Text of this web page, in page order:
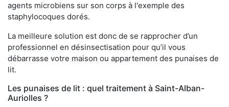
agents microbiens sur son corps à l'exemple des
staphylocoques dorés.
La meilleure solution est donc de se rapprocher d’un
professionnel en désinsectisation pour qu’il vous
débarrasse votre maison ou appartement des punaises de
lit.
Les punaises de lit : quel traitement à Saint-Alban-
Auriolles ?